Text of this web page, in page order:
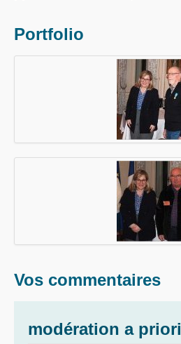
Portfolio
Vos commentaires
modération a priori